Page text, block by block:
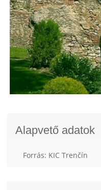
Alapvető adatok
Forrás: KIC Trenčín